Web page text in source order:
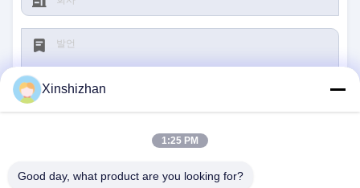
제출
Xinshizhan
1:25 PM
Good day, what product are you looking for?